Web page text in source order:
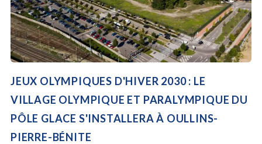
JEUX OLYMPIQUES D'HIVER 2030 : LE
VILLAGE OLYMPIQUE ET PARALYMPIQUE DU
PÔLE GLACE S'INSTALLERA À OULLINS-
PIERRE-BÉNITE